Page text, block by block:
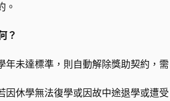
。
？
未達標準，則自動解除獎助契約，需
休學無法復學或因故中途退學或遭受